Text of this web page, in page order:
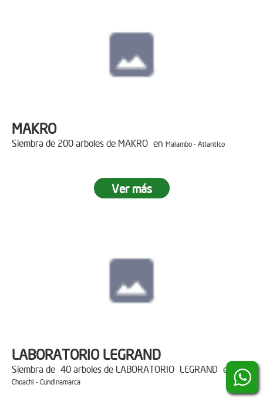
MAKRO
Siembra de 200 arboles de MAKRO en Malambo - Atlantico
Ver más
LABORATORIO LEGRAND
Siembra de 40 arboles de LABORATORIO LEGRAND en
Choachi - Cundinamarca